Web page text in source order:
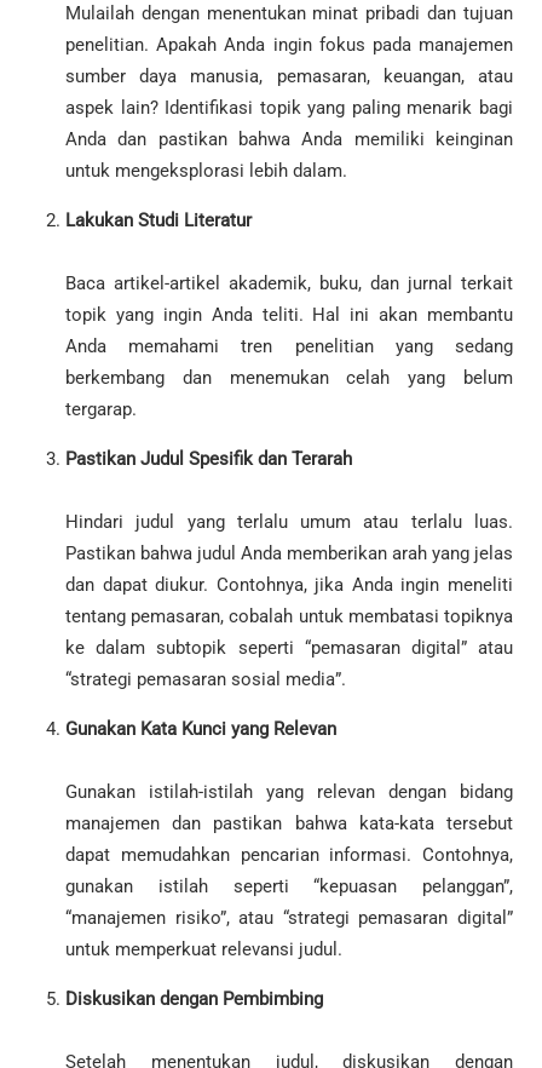
Mulailah dengan menentukan minat pribadi dan tujuan
penelitian. Apakah Anda ingin fokus pada manajemen
sumber daya manusia, pemasaran, keuangan, atau
aspek lain? Identifikasi topik yang paling menarik bagi
Anda dan pastikan bahwa Anda memiliki keinginan
untuk mengeksplorasi lebih dalam.
Lakukan Studi Literatur
Baca artikel-artikel akademik, buku, dan jurnal terkait
topik yang ingin Anda teliti. Hal ini akan membantu
Anda memahami tren penelitian yang sedang
berkembang dan menemukan celah yang belum
tergarap.
Pastikan Judul Spesifik dan Terarah
Hindari judul yang terlalu umum atau terlalu luas.
Pastikan bahwa judul Anda memberikan arah yang jelas
dan dapat diukur. Contohnya, jika Anda ingin meneliti
tentang pemasaran, cobalah untuk membatasi topiknya
ke dalam subtopik seperti “pemasaran digital” atau
“strategi pemasaran sosial media”.
Gunakan Kata Kunci yang Relevan
Gunakan istilah-istilah yang relevan dengan bidang
manajemen dan pastikan bahwa kata-kata tersebut
dapat memudahkan pencarian informasi. Contohnya,
gunakan istilah seperti “kepuasan pelanggan”,
“manajemen risiko”, atau “strategi pemasaran digital”
untuk memperkuat relevansi judul.
Diskusikan dengan Pembimbing
Setelah menentukan judul, diskusikan dengan